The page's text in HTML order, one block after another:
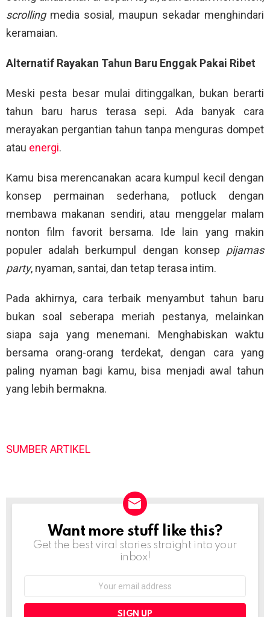
scrollingmedia sosial, maupun sekadar menghindari
keramaian.
Alternatif Rayakan Tahun Baru Enggak Pakai Ribet
Meski pesta besar mulai ditinggalkan, bukan berarti
tahun baru harus terasa sepi. Ada banyak cara
merayakan pergantian tahun tanpa menguras dompet
atau energi.
Kamu bisa merencanakan acara kumpul kecil dengan
konsep permainan sederhana, potluck dengan
membawa makanan sendiri, atau menggelar malam
nonton film favorit bersama. Ide lain yang makin
populer adalah berkumpul dengan konsep pijamas
party, nyaman, santai, dan tetap terasa intim.
Pada akhirnya, cara terbaik menyambut tahun baru
bukan soal seberapa meriah pestanya, melainkan
siapa saja yang menemani. Menghabiskan waktu
bersama orang-orang terdekat, dengan cara yang
paling nyaman bagi kamu, bisa menjadi awal tahun
yang lebih bermakna.
SUMBER ARTIKEL
NEWSLETTER
Want more stuff like this?
Get the best viral stories straight into your
inbox!